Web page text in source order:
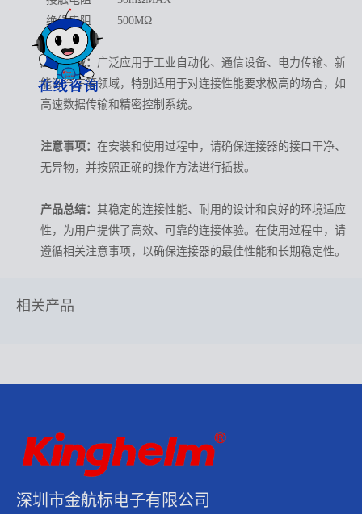
绝缘电阻
500MΩ
应用领域： 广泛应用于工业自动化、通信设备、电力传输、新
能源汽车等领域，特别适用于对连接性能要求极高的场合，如
高速数据传输和精密控制系统。
注意事项： 在安装和使用过程中，请确保连接器的接口干净、
无异物，并按照正确的操作方法进行插拔。
产品总结： 其稳定的连接性能、耐用的设计和良好的环境适应
性，为用户提供了高效、可靠的连接体验。在使用过程中，请
遵循相关注意事项，以确保连接器的最佳性能和长期稳定性。
相关产品
深圳市金航标电子有限公司